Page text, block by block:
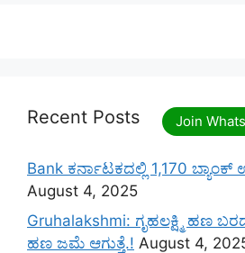
Recent Posts
Bank ಕರ್ನಾಟಕದಲ್ಲಿ 1,170
August 4, 2025
Gruhalakshmi: ಗೃಹಲಕ್ಷ್ಮಿ ಹಣ
ಹಣ ಜಮೆ‌ ಆಗುತ್ತೆ.! August 4,